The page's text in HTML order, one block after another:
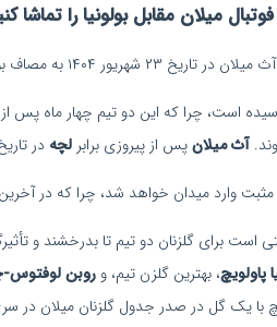
میلان مقابل بولونیا را تماشا
این دیدار ساعت ۲۲:۱۵ به وقت محلی آغاز خواهد شد.
آث میلانپس از پیروزی برابر لچه در تاریخ ۷ شهریور ۱۴۰۴ در سری آ، پا به این مسابقه
مثبت وارد میدان خواهد شد، چرا که در
است برای گلزنان دو تیم تا بدرخشند و
پاولویچ، بهترین گلزن تیم، و روبن
با یک گل در صدر جدول گلزنان میلان در